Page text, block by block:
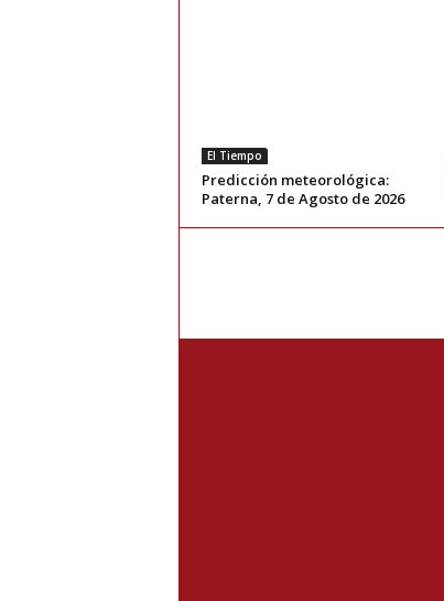
El Tiempo
Predicción meteorológica:
Paterna, 7 de Agosto de 2026